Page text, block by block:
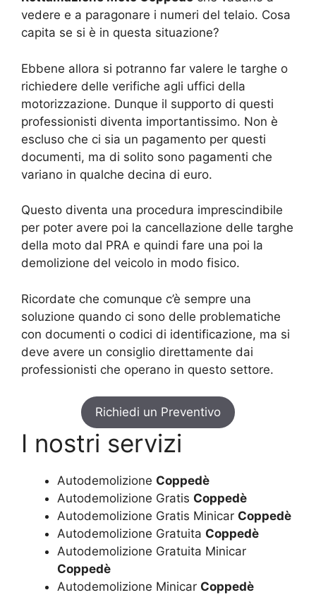
vedere e a paragonare i numeri del telaio. Cosa
capita se si è in questa situazione?
Ebbene allora si potranno far valere le targhe o
richiedere delle verifiche agli uffici della
motorizzazione. Dunque il supporto di questi
professionisti diventa importantissimo. Non è
escluso che ci sia un pagamento per questi
documenti, ma di solito sono pagamenti che
variano in qualche decina di euro.
Questo diventa una procedura imprescindibile
per poter avere poi la cancellazione delle targhe
della moto dal PRA e quindi fare una poi la
demolizione del veicolo in modo fisico.
Ricordate che comunque c’è sempre una
soluzione quando ci sono delle problematiche
con documenti o codici di identificazione, ma si
deve avere un consiglio direttamente dai
professionisti che operano in questo settore.
Richiedi un Preventivo
I nostri servizi
Autodemolizione Coppedè
Autodemolizione Gratis Coppedè
Autodemolizione Gratis Minicar Coppedè
Autodemolizione Gratuita Coppedè
Autodemolizione Gratuita Minicar
Coppedè
Autodemolizione Minicar Coppedè